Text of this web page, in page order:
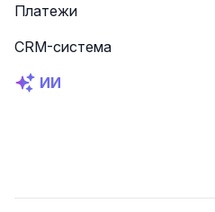
Платежи
CRM-система
ИИ